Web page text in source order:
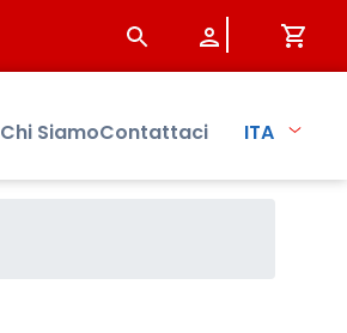
Chi SiamoContattaci ITA